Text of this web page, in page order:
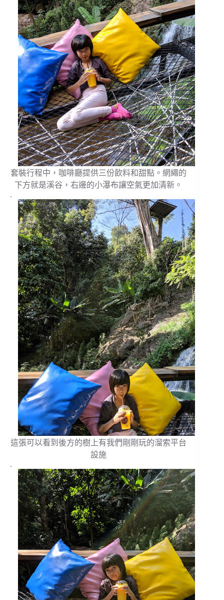
套裝行程中，咖啡廳提供三份飲料和甜點。網繩的
下方就是溪谷，右邊的小瀑布讓空氣更加清新。
.
這張可以看到後方的樹上有我們剛剛玩的溜索平台
設施
.